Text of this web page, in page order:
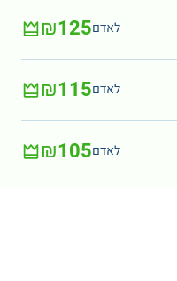
לאדם₪125
לאדם₪115
לאדם₪105